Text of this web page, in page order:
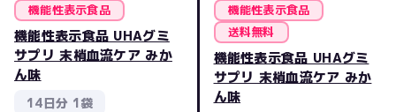
機能性表示食品
機能性表示食品 UHAグミ
サプリ 末梢血流ケア みか
ん味
14日分 1袋
機能性表示食品
送料無料
機能性表示食品 UHAグミ
サプリ 末梢血流ケア みか
ん味